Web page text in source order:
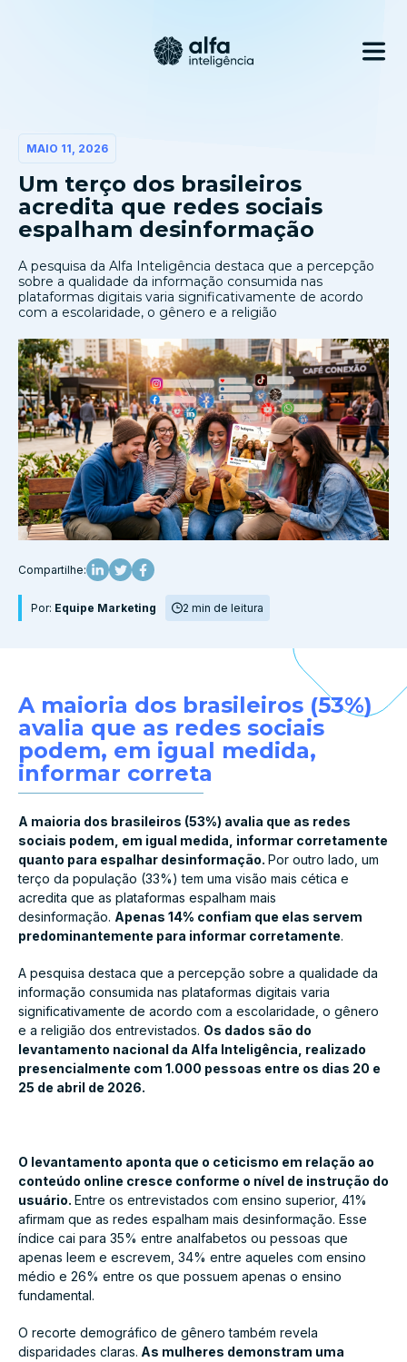
MAIO 11, 2026
Um terço dos brasileiros
acredita que redes sociais
espalham desinformação
A pesquisa da Alfa Inteligência destaca que a percepção
sobre a qualidade da informação consumida nas
plataformas digitais varia significativamente de acordo
com a escolaridade, o gênero e a religião
Compartilhe:
Por: Equipe Marketing 2 min de leitura
A maioria dos brasileiros (53%)
avalia que as redes sociais
podem, em igual medida,
informar correta
A maioria dos brasileiros (53%) avalia que as redes
sociais podem, em igual medida, informar corretamente
quanto para espalhar desinformação. Por outro lado, um
terço da população (33%) tem uma visão mais cética e
acredita que as plataformas espalham mais
desinformação. Apenas 14% confiam que elas servem
predominantemente para informar corretamente.
A pesquisa destaca que a percepção sobre a qualidade da
informação consumida nas plataformas digitais varia
significativamente de acordo com a escolaridade, o gênero
e a religião dos entrevistados. Os dados são do
levantamento nacional da Alfa Inteligência, realizado
presencialmente com 1.000 pessoas entre os dias 20 e
25 de abril de 2026.
O levantamento aponta que o ceticismo em relação ao
conteúdo online cresce conforme o nível de instrução do
usuário. Entre os entrevistados com ensino superior, 41%
afirmam que as redes espalham mais desinformação. Esse
índice cai para 35% entre analfabetos ou pessoas que
apenas leem e escrevem, 34% entre aqueles com ensino
médio e 26% entre os que possuem apenas o ensino
fundamental.
O recorte demográfico de gênero também revela
disparidades claras. As mulheres demonstram uma